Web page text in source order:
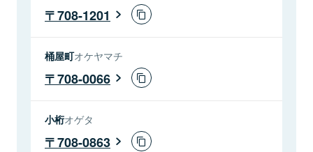
708-1201
桶屋町オケヤマチ
708-0066
小桁オゲタ
708-0863